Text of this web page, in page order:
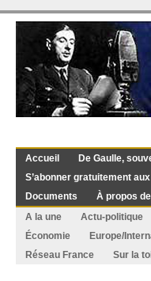
Accueil De Gaulle,
S’abonner gratuitement
Documents
À propos
A la une
Actu-politique
Économie
Europe/
Réseau France
Sur la